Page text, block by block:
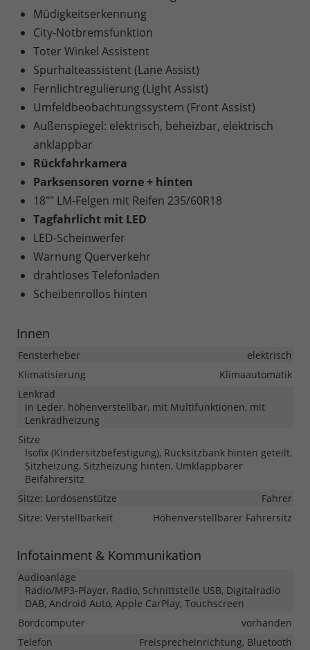
Müdigkeitserkennung
City-Notbremsfunktion
Toter Winkel Assistent
Spurhalteassistent (Lane Assist)
Fernlichtregulierung (Light Assist)
Umfeldbeobachtungssystem (Front Assist)
Außenspiegel: elektrisch, beheizbar, elektrisch
anklappbar
Rückfahrkamera
Parksensoren vorne + hinten
18"" LM-Felgen mit Reifen 235/60R18
Tagfahrlicht mit LED
LED-Scheinwerfer
Warnung Querverkehr
drahtloses Telefonladen
Scheibenrollos hinten
Innen
Fensterheber
elektrisch
Klimatisierung
Klimaautomatik
Lenkrad
in Leder, höhenverstellbar, mit Multifunktionen, mit
Lenkradheizung
Sitze
Isofix (Kindersitzbefestigung), Rücksitzbank hinten geteilt,
Sitzheizung, Sitzheizung hinten, Umklappbarer
Beifahrersitz
Sitze: Lordosenstütze
Fahrer
Sitze: Verstellbarkeit
Höhenverstellbarer Fahrersitz
Infotainment & Kommunikation
Audioanlage
Radio/MP3-Player, Radio, Schnittstelle USB, Digitalradio
DAB, Android Auto, Apple CarPlay, Touchscreen
Bordcomputer
vorhanden
Telefon
Freisprecheinrichtung, Bluetooth